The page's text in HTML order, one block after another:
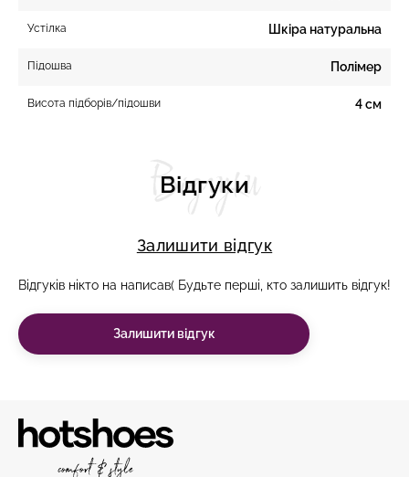
Устілка Шкіра натуральна
Підошва Полімер
Висота підборів/підошви 4 см
Відгуки
Відгуки
Залишити відгук
Відгуків нікто на написав( Будьте перші, кто залишить відгук!
Залишити відгук